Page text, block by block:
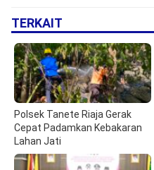
TERKAIT
Polsek Tanete Riaja Gerak
Cepat Padamkan Kebakaran
Lahan Jati